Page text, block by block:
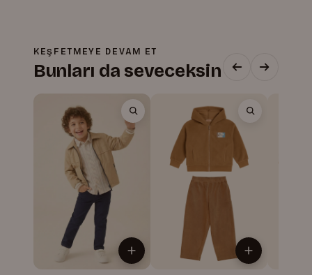
KEŞFETMEYE DEVAM ET
Bunları da seveceksin